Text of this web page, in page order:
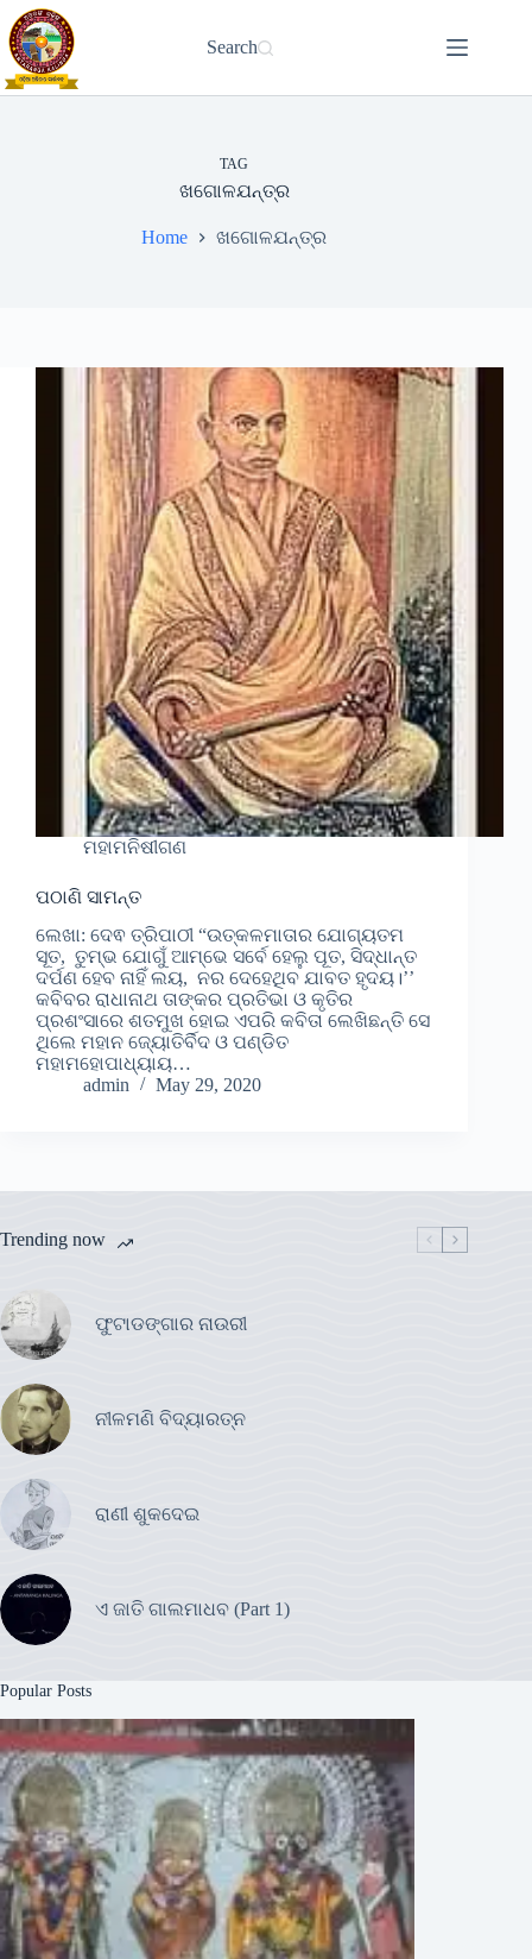
Skip
to
content
Search
TAG
ଖଗୋଳଯନ୍ତ୍ର
Home ଖଗୋଳଯନ୍ତ୍ର
ମହାମନିଷୀଗଣ
ପଠାଣି ସାମନ୍ତ
ଲେଖା: ଦେଵ ତ୍ରିପାଠୀ “ଉତ୍କଳମାତାର ଯୋଗ୍ୟତମ
ସୂତ, ତୁମ୍ଭ ଯୋଗୁଁ ଆମ୍ଭେ ସର୍ବେ ହେଲୁ ପୂତ, ସିଦ୍ଧାନ୍ତ
ଦର୍ପଣ ହେବ ନାହିଁ ଲୟ, ନର ଦେହେଥିବ ଯାବତ ହୃଦୟ।’’
କବିବର ରାଧାନାଥ ତାଙ୍କର ପ୍ରତିଭା ଓ କୃତିର
ପ୍ରଶଂସାରେ ଶତମୁଖ ହୋଇ ଏପରି କବିତା ଲେଖିଛନ୍ତି ସେ
ଥିଲେ ମହାନ ଜ୍ୟୋତିର୍ବିଦ ଓ ପଣ୍ଡିତ
ମହାମହୋପାଧ୍ୟାୟ…
admin
May 29, 2020
Trending now
ଫୁଟାଡଙ୍ଗାର ନାଉରୀ
ନୀଳମଣି ବିଦ୍ୟାରତ୍ନ
ରାଣୀ ଶୁକଦେଇ
ଏ ଜାତି ଗାଲମାଧବ (Part 1)
Popular Posts